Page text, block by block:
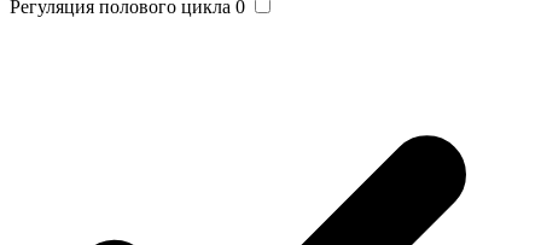
Регуляция полового цикла 0